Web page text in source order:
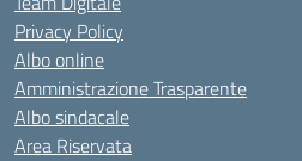
Privacy Policy
Albo online
Amministrazione Trasparente
Albo sindacale
Area Riservata